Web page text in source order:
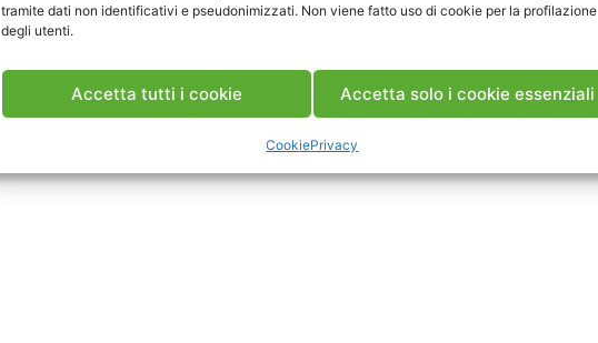
tramite dati non identificativi e pseudonimizzati. Non viene fatto uso di cookie per la profilazione
degli utenti.
Accetta tutti i cookie Accetta solo i cookie essenziali
CookiePrivacy